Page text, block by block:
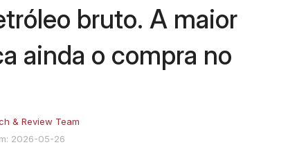
bruto. A maior
ainda o compra no
& Review Team
2026-05-26